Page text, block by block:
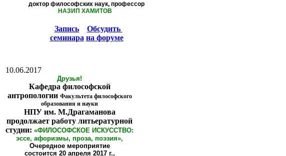
доктор философских наук, профессор
НАЗИП ХАМИТОВ
Запись
семинара
Обсудить
на форуме
10.06.2017
Друзья!
Кафедра философской
антропологии Факультета философского
образования и науки
НПУ им. М.Драгаманова
продолжает работу литьературной
студии: «ФИЛОСОФСКОЕ ИСКУССТВО:
эссе, афоризмы, проза, поэзия»,
Очередное мероприятие
состоится 20 апреля 2017 г.,